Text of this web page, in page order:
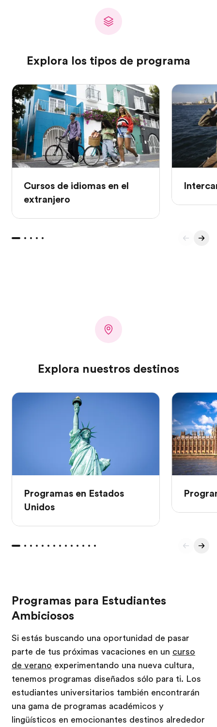
Explora los tipos de programa
Cursos de idiomas en el
extranjero
Explora nuestros destinos
Programas en Estados
Unidos
Programas para Estudiantes
Ambiciosos
Si estás buscando una oportunidad de pasar
parte de tus próximas vacaciones en un curso
de verano experimentando una nueva cultura,
tenemos programas diseñados sólo para ti. Los
estudiantes universitarios también encontrarán
una gama de programas académicos y
lingüísticos en emocionantes destinos alrededor